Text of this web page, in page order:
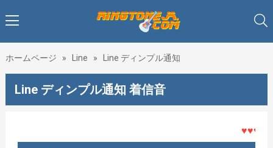
ホームページ » Line » Line ディンプル通知
Line ディンプル通知 着信音
♥♥♥着メ